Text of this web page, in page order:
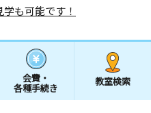
も可能です！
会費・
各種手続き
教室検索